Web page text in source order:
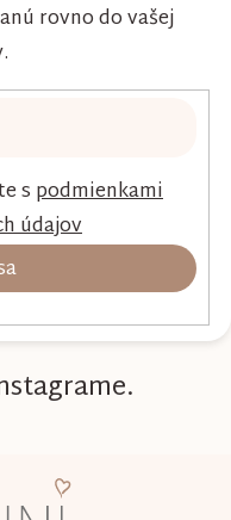
rovno do vašej
s podmienkami
údajov